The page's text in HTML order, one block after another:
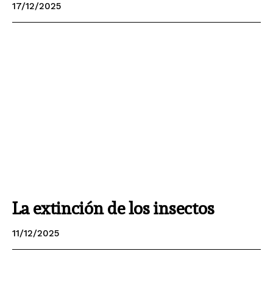
17/12/2025
La extinción de los insectos
11/12/2025